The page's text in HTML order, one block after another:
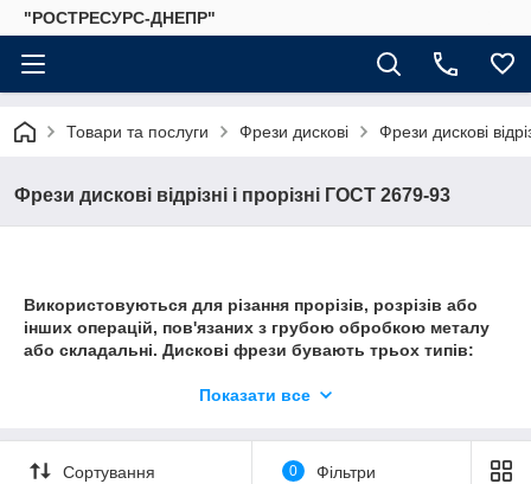
"РОСТРЕСУРС-ДНЕПР"
Товари та послуги Фрези дискові Фрези дискові
Фрези дискові відрізні і прорізні ГОСТ 2679-93
Використовуються для різання прорізів, розрізів або
інших операцій, пов'язаних з грубою обробкою металу
або складальні. Дискові фрези бувають трьох типів:
дискові бувають цільні, з напайними пластинами і зі
Показати все
Сортування 0 Фільтри